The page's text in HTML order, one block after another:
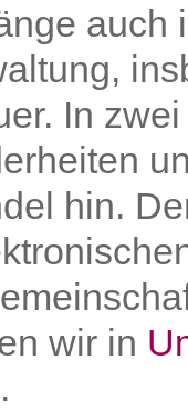
auch
In
hin.
wir in